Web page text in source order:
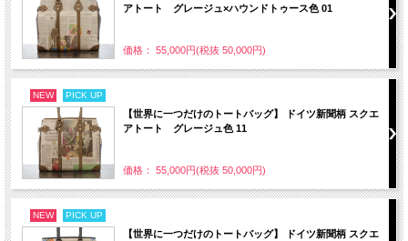
アトート グレージュ×ハウンドトゥース色 01
価格： 55,000円(税抜 50,000円)
NEW PICK UP
【世界に一つだけのトートバッグ】 ドイツ新聞柄 スクエ
アトート グレージュ色 11
価格： 55,000円(税抜 50,000円)
NEW PICK UP
【世界に一つだけのトートバッグ】 ドイツ新聞柄 スクエ